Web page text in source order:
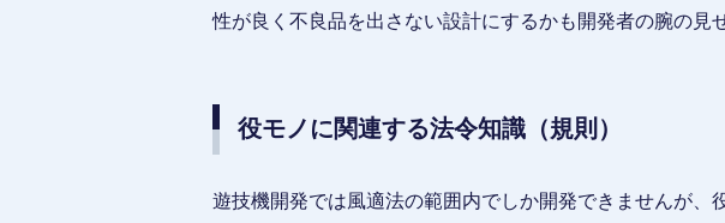
性が良く不良品を出さない設計にするかも開発者の腕の見
役モノに関連する法令知識（規則）
遊技機開発では風適法の範囲内でしか開発できませんが